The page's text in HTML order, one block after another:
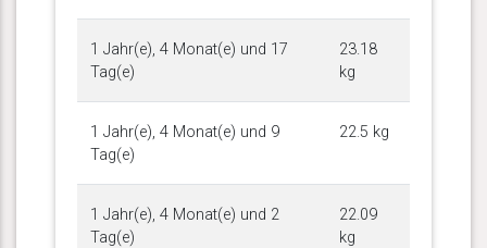
1 Jahr(e), 4 Monat(e) und 17
Tag(e)
23.18
kg
1 Jahr(e), 4 Monat(e) und 9
Tag(e)
22.5 kg
1 Jahr(e), 4 Monat(e) und 2
Tag(e)
22.09
kg